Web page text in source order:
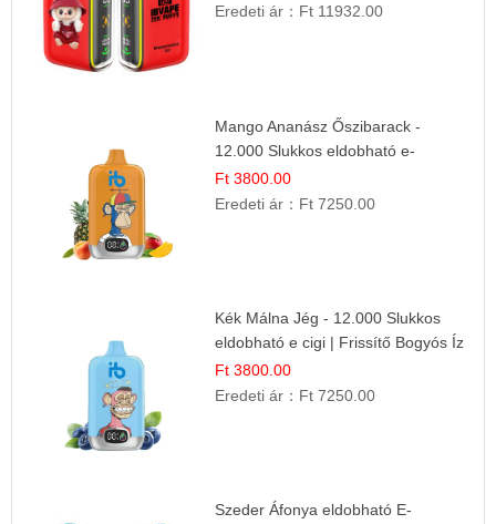
Eredeti ár： Ft 11932.00
Mango Ananász Őszibarack -
12.000 Slukkos eldobható e-
Cigaretta
Ft 3800.00
Eredeti ár： Ft 7250.00
Kék Málna Jég - 12.000 Slukkos
eldobható e cigi | Frissítő Bogyós Íz
Ft 3800.00
Eredeti ár： Ft 7250.00
Szeder Áfonya eldobható E-